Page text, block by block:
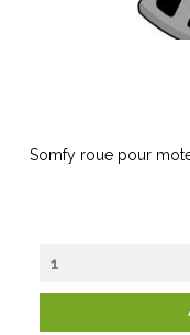
Somfy roue pour